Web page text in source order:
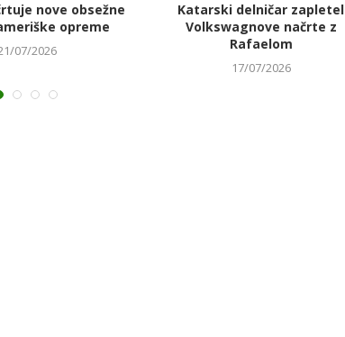
nove obsežne
opreme
07/2026
Katarski delničar zapletel
Volkswagnove načrte z
Rafaelom
17/07/2026